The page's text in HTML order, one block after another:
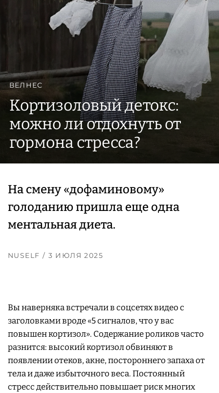
ВЕЛНЕС
Кортизоловый детокс:
можно ли отдохнуть от
гормона стресса?
На смену «дофаминовому»
голоданию пришла еще одна
ментальная диета.
NUSELF / 3 ИЮЛЯ 2025
Вы наверняка встречали в соцсетях видео с
заголовками вроде «5 сигналов, что у вас
повышен кортизол». Содержание роликов часто
разнится: высокий кортизол обвиняют в
появлении отеков, акне, постороннего запаха от
тела и даже избыточного веса. Постоянный
стресс действительно повышает риск многих